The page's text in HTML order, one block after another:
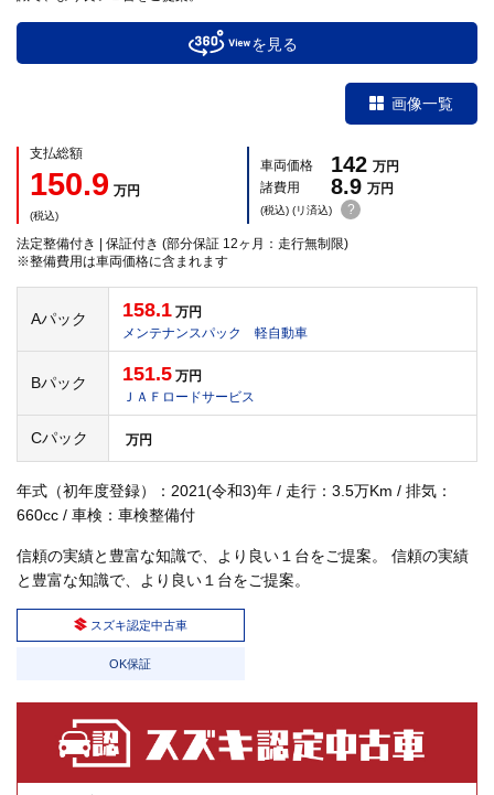
を見る
画像一覧
支払総額
150.9 万円
(税込)
車両価格 142 万円
諸費用
8.9 万円
(税込) (リ済込) ?
法定整備付き | 保証付き (部分保証 12ヶ月：走行無制限)
※整備費用は車両価格に含まれます
Aパック 158.1 万円
メンテナンスパック 軽自動車
Bパック 151.5 万円
ＪＡＦロードサービス
Cパック 万円
年式（初年度登録）：2021(令和3)年 / 走行：3.5万Km / 排気：
660cc / 車検：車検整備付
信頼の実績と豊富な知識で、より良い１台をご提案。 信頼の実績
と豊富な知識で、より良い１台をご提案。
スズキ認定中古車
OK保証